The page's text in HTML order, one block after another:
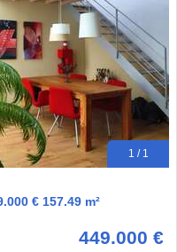
1 / 1
€ 157.49 m²
449.000 €